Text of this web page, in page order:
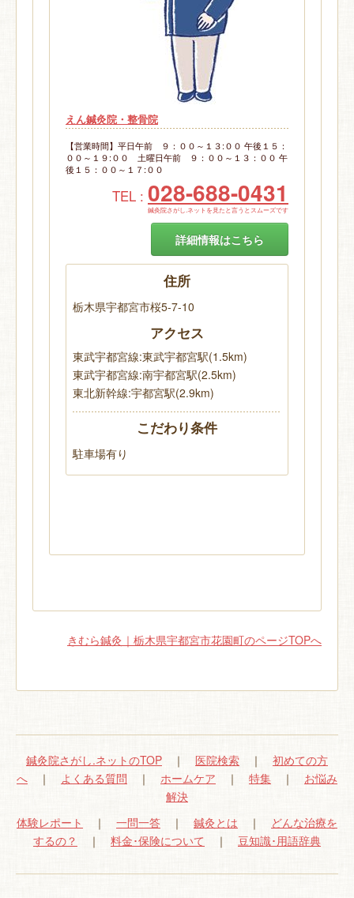
えん鍼灸院・整骨院
【営業時間】平日午前 ９：００～１３:００ 午後１５：
００～１９:００ 土曜日午前 ９：００～１３：００ 午
後１５：００～１７:００
TEL : 028-688-0431
鍼灸院さがし.ネットを見たと言うとスムーズです
詳細情報はこちら
住所
栃木県宇都宮市桜5-7-10
アクセス
東武宇都宮線:東武宇都宮駅(1.5km)
東武宇都宮線:南宇都宮駅(2.5km)
東北新幹線:宇都宮駅(2.9km)
こだわり条件
駐車場有り
きむら鍼灸｜栃木県宇都宮市花園町のページTOPへ
鍼灸院さがし.ネットのTOP ｜ 医院検索 ｜ 初めての方
へ ｜ よくある質問 ｜ ホームケア ｜ 特集 ｜ お悩み
解決
体験レポート
｜ 一問一答 ｜ 鍼灸とは ｜ どんな治療を
するの？
｜ 料金･保険について ｜ 豆知識･用語辞典